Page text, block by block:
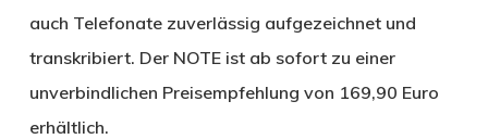
auch Telefonate zuverlässig aufgezeichnet und
transkribiert. Der NOTE ist ab sofort zu einer
unverbindlichen Preisempfehlung von 169,90 Euro
erhältlich.